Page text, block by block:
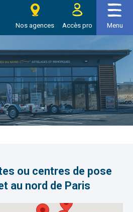
Nos agences Accès pro Menu
ou centres de pose
au nord de Paris